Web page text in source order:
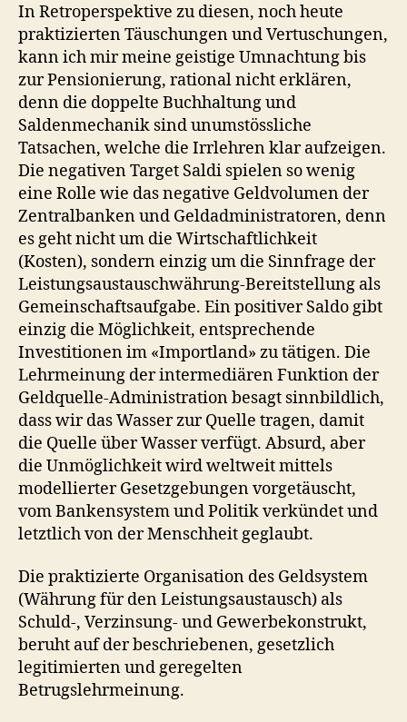
In Retroperspektive zu diesen, noch heute
praktizierten Täuschungen und Vertuschungen,
kann ich mir meine geistige Umnachtung bis
zur Pensionierung, rational nicht erklären,
denn die doppelte Buchhaltung und
Saldenmechanik sind unumstössliche
Tatsachen, welche die Irrlehren klar aufzeigen.
Die negativen Target Saldi spielen so wenig
eine Rolle wie das negative Geldvolumen der
Zentralbanken und Geldadministratoren, denn
es geht nicht um die Wirtschaftlichkeit
(Kosten), sondern einzig um die Sinnfrage der
Leistungsaustauschwährung-Bereitstellung als
Gemeinschaftsaufgabe. Ein positiver Saldo gibt
einzig die Möglichkeit, entsprechende
Investitionen im «Importland» zu tätigen. Die
Lehrmeinung der intermediären Funktion der
Geldquelle-Administration besagt sinnbildlich,
dass wir das Wasser zur Quelle tragen, damit
die Quelle über Wasser verfügt. Absurd, aber
die Unmöglichkeit wird weltweit mittels
modellierter Gesetzgebungen vorgetäuscht,
vom Bankensystem und Politik verkündet und
letztlich von der Menschheit geglaubt.
Die praktizierte Organisation des Geldsystem
(Währung für den Leistungsaustausch) als
Schuld-, Verzinsung- und Gewerbekonstrukt,
beruht auf der beschriebenen, gesetzlich
legitimierten und geregelten
Betrugslehrmeinung.